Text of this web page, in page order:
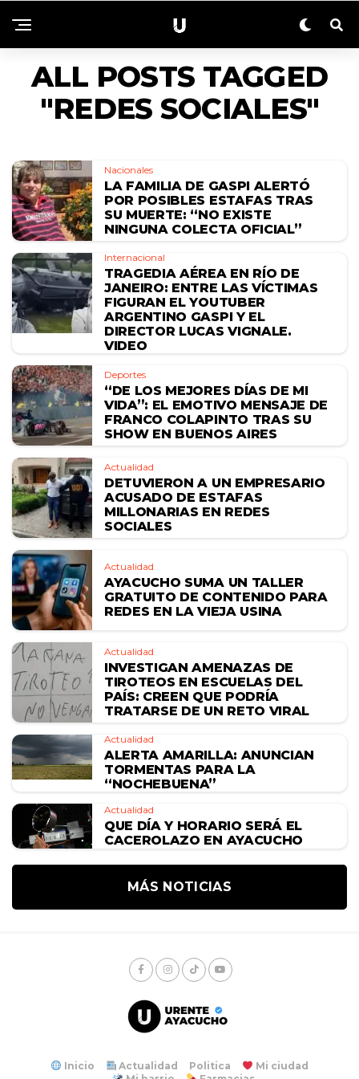
ALL POSTS TAGGED
"REDES SOCIALES"
Nacionales
LA FAMILIA DE GASPI ALERTÓ
POR POSIBLES ESTAFAS TRAS
SU MUERTE: “NO EXISTE
NINGUNA COLECTA OFICIAL”
Internacional
TRAGEDIA AÉREA EN RÍO DE
JANEIRO: ENTRE LAS VÍCTIMAS
FIGURAN EL YOUTUBER
ARGENTINO GASPI Y EL
DIRECTOR LUCAS VIGNALE.
VIDEO
Deportes
“DE LOS MEJORES DÍAS DE MI
VIDA”: EL EMOTIVO MENSAJE DE
FRANCO COLAPINTO TRAS SU
SHOW EN BUENOS AIRES
Actualidad
DETUVIERON A UN EMPRESARIO
ACUSADO DE ESTAFAS
MILLONARIAS EN REDES
SOCIALES
Actualidad
AYACUCHO SUMA UN TALLER
GRATUITO DE CONTENIDO PARA
REDES EN LA VIEJA USINA
Actualidad
INVESTIGAN AMENAZAS DE
TIROTEOS EN ESCUELAS DEL
PAÍS: CREEN QUE PODRÍA
TRATARSE DE UN RETO VIRAL
Actualidad
ALERTA AMARILLA: ANUNCIAN
TORMENTAS PARA LA
“NOCHEBUENA”
Actualidad
QUE DÍA Y HORARIO SERÁ EL
CACEROLAZO EN AYACUCHO
MÁS NOTICIAS
Inicio Actualidad Politica
Mi ciudad